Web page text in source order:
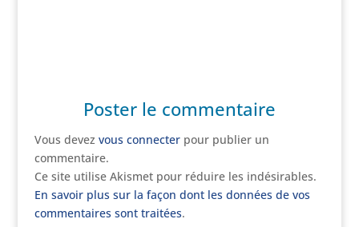
Poster le commentaire
Vous devez vous connecterpour publier un
commentaire.
Ce site utilise Akismet pour réduire les indésirables.
En savoir plus sur la façon dont les données de vos
commentaires sont traitées.